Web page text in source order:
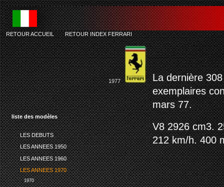
liste des modèles
LES DEBUTS
LES ANNEES 1950
LES ANNEES 1960
LES ANNEES 1970
1970
RETOUR ACCUEIL-RETOUR INDEX FERRARI
1977
La dernière
exemplaires
mars 77.
V8 2926 cm3.
212 km/h. 400